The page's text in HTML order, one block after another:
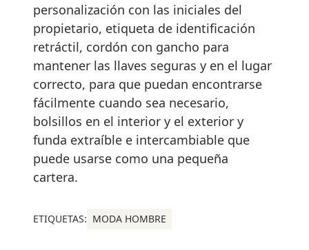
personalización con las iniciales del
propietario, etiqueta de identificación
retráctil, cordón con gancho para
mantener las llaves seguras y en el lugar
correcto, para que puedan encontrarse
fácilmente cuando sea necesario,
bolsillos en el interior y el exterior y
funda extraíble e intercambiable que
puede usarse como una pequeña
cartera.
ETIQUETAS: MODA HOMBRE